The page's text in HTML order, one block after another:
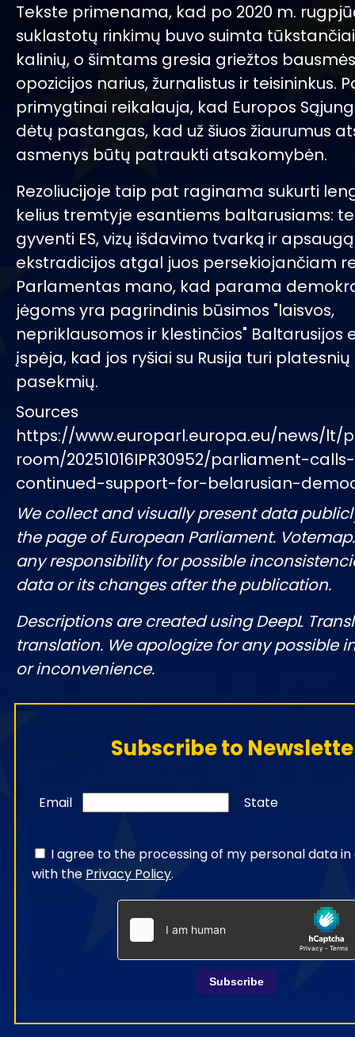
Tekste primenama, kad po 2020 m.
suklastotų rinkimų buvo suimta
kalinių, o šimtams gresia griežtos
opozicijos narius, žurnalistus ir teisininkus.
primygtinai reikalauja, kad Europos
dėtų pastangas, kad už šiuos žiaurumus
asmenys būtų patraukti atsakomybėn.
Rezoliucijoje taip pat raginama sukurti
kelius tremtyje esantiems baltarusiams:
gyventi ES, vizų išdavimo tvarką ir
ekstradicijos atgal juos persekiojančiam
Parlamentas mano, kad parama
jėgoms yra pagrindinis būsimos "laisvos,
nepriklausomos ir klestinčios" Baltarusijos
įspėja, kad jos ryšiai su Rusija turi
pasekmių.
Sources
https://www.europarl.europa.eu/news/lt/
room/20251016IPR30952/parliament-
continued-support-for-belarusian-
We collect and visually present data
the page of European Parliament.
any responsibility for possible
data or its changes after the publication.
Descriptions are created using DeepL
translation. We apologize for any possible
or inconvenience.
Subscribe to
Email State
I agree to the processing of my personal data
with the Privacy Policy.
Subscribe